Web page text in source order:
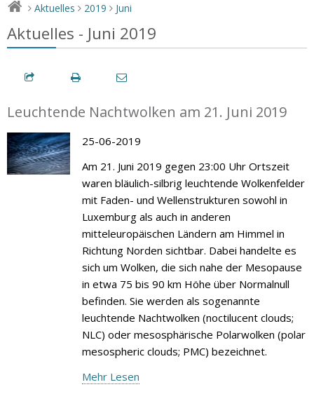
> Aktuelles > 2019 > Juni
Aktuelles - Juni 2019
Leuchtende Nachtwolken am 21. Juni 2019
25-06-2019
Am 21. Juni 2019 gegen 23:00 Uhr Ortszeit
waren bläulich-silbrig leuchtende Wolkenfelder
mit Faden- und Wellenstrukturen sowohl in
Luxemburg als auch in anderen
mitteleuropäischen Ländern am Himmel in
Richtung Norden sichtbar. Dabei handelte es
sich um Wolken, die sich nahe der Mesopause
in etwa 75 bis 90 km Höhe über Normalnull
befinden. Sie werden als sogenannte
leuchtende Nachtwolken (noctilucent clouds;
NLC) oder mesosphärische Polarwolken (polar
mesospheric clouds; PMC) bezeichnet.
Mehr Lesen